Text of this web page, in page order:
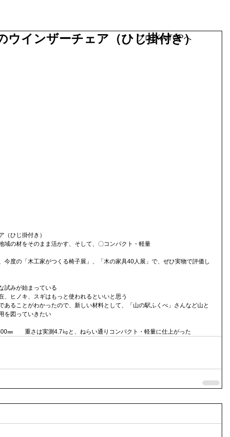
ウインザーチェア（ひじ掛付き）
（ひじ掛付き）
域の材をそのまま活かす、そして、〇コンパクト・軽量
今度の「木工家がつくる椅子展」、「木の家具40人展」で、ぜひ実物で評価し
試みが始まっている
、ヒノキ、スギはもっと使われるといいと思う
あることがわかったので、新しい材料として、「山の駅ふくべ」さんなど山と
を図っていきたい
㎜　　重さは実測4.7㎏と、ねらい通りコンパクト・軽量に仕上がった
ブログのTOPへ